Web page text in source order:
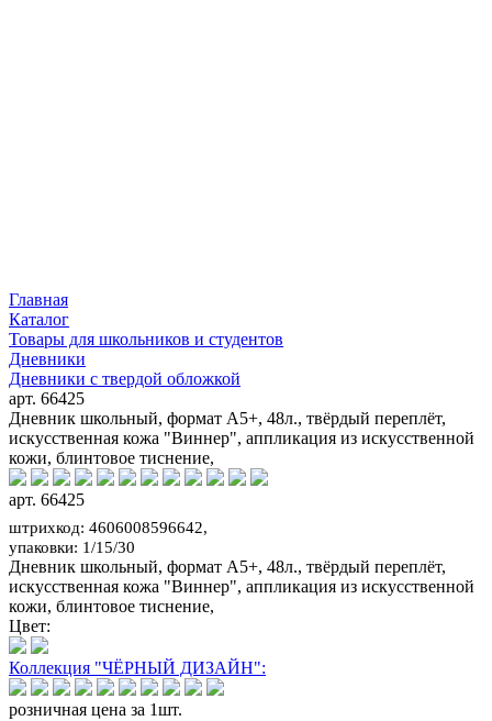
Главная
Каталог
Товары для школьников и студентов
Дневники
Дневники с твердой обложкой
арт. 66425
Дневник школьный, формат А5+, 48л., твёрдый переплёт,
искусственная кожа "Виннер", аппликация из искусственной
кожи, блинтовое тиснение,
арт. 66425
штрихкод: 4606008596642,
упаковки: 1/15/30
Дневник школьный, формат А5+, 48л., твёрдый переплёт,
искусственная кожа "Виннер", аппликация из искусственной
кожи, блинтовое тиснение,
Цвет:
Коллекция "ЧЁРНЫЙ ДИЗАЙН":
розничная цена за 1шт.